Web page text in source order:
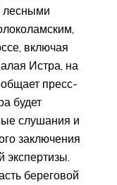
лесными
включая
Истра, на
пресс-
будет
слушания и
заключения
экспертизы.
береговой